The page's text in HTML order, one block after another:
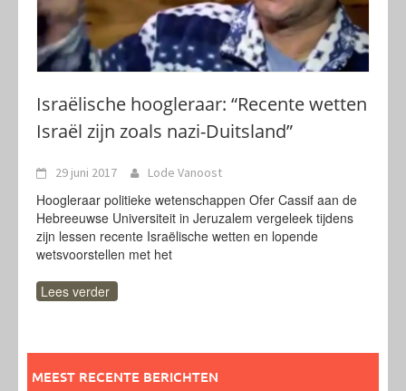
Israëlische hoogleraar: “Recente wetten
Israël zijn zoals nazi-Duitsland”
29 juni 2017 Lode Vanoost
Hoogleraar politieke wetenschappen Ofer Cassif aan de
Hebreeuwse Universiteit in Jeruzalem vergeleek tijdens
zijn lessen recente Israëlische wetten en lopende
wetsvoorstellen met het
Lees verder
MEEST RECENTE BERICHTEN